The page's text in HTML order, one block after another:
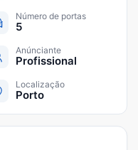
Número de portas
5
Anúnciante
Profissional
Localização
Porto